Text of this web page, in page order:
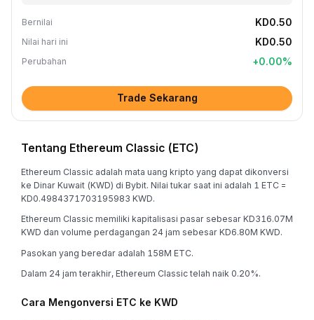
Bernilai KD0.50
Nilai hari ini KD0.50
Perubahan +0.00%
Trade Sekarang
Tentang Ethereum Classic (ETC)
Ethereum Classic adalah mata uang kripto yang dapat dikonversi
ke Dinar Kuwait (KWD) di Bybit. Nilai tukar saat ini adalah 1 ETC =
KD0.4984371703195983 KWD.
Ethereum Classic memiliki kapitalisasi pasar sebesar KD316.07M
KWD dan volume perdagangan 24 jam sebesar KD6.80M KWD.
Pasokan yang beredar adalah 158M ETC.
Dalam 24 jam terakhir, Ethereum Classic telah naik 0.20%.
Cara Mengonversi ETC ke KWD